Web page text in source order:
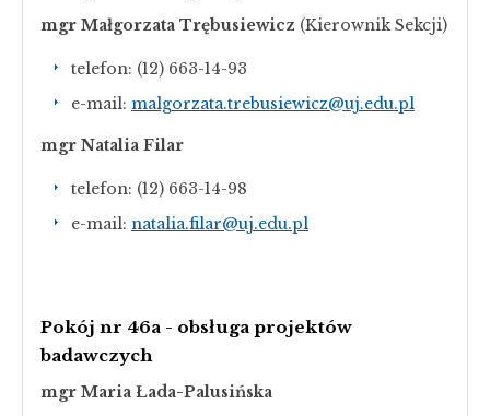
mgr Małgorzata Trębusiewicz (Kierownik Sekcji)
telefon: (12) 663-14-93
e-mail: malgorzata.trebusiewicz@uj.edu.pl
mgr Natalia Filar
telefon: (12) 663-14-98
e-mail: natalia.filar@uj.edu.pl
Pokój nr 46a - obsługa projektów
badawczych
mgr Maria Łada-Palusińska